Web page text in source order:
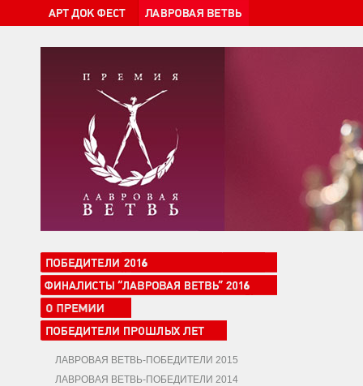
ЛАВРОВАЯ ВЕТВЬ-ПОБЕДИТЕЛИ 2015
ЛАВРОВАЯ ВЕТВЬ-ПОБЕДИТЕЛИ 2014